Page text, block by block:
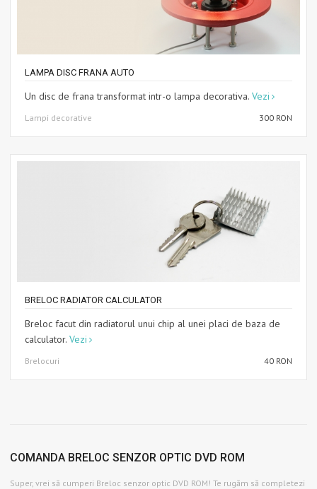
LAMPA DISC FRANA AUTO
Un disc de frana transformat intr-o lampa decorativa. Vezi
Lampi decorative 300 RON
BRELOC RADIATOR CALCULATOR
Breloc facut din radiatorul unui chip al unei placi de baza de
calculator. Vezi
Brelocuri 40 RON
COMANDA BRELOC SENZOR OPTIC DVD ROM
Super, vrei să cumperi Breloc senzor optic DVD ROM! Te rugăm să completezi